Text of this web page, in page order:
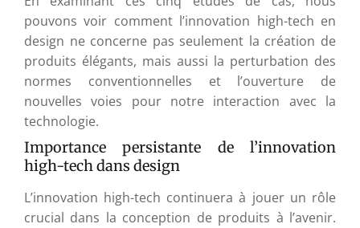
pouvons voir comment l’innovation high-tech en
design ne concerne pas seulement la création de
produits élégants, mais aussi la perturbation des
normes conventionnelles et l’ouverture de
nouvelles voies pour notre interaction avec la
technologie.
Importance persistante de l’innovation
high-tech dans design
L’innovation high-tech continuera à jouer un rôle
crucial dans la conception de produits à l’avenir.